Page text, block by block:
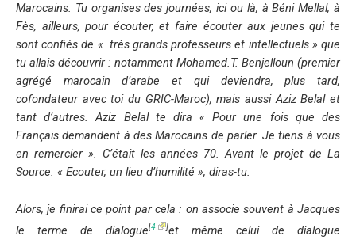
Marocains. Tu organises des journées, ici ou là, à Béni Mellal, à
Fès, ailleurs, pour écouter, et faire écouter aux jeunes qui te
sont confiés de « très grands professeurs et intellectuels »que
tu allais découvrir : notamment Mohamed.T. Benjelloun (premier
agrégé marocain d’arabe et qui deviendra, plus tard,
cofondateur avec toi du GRIC-Maroc), mais aussi Aziz Belal et
tant d’autres. Aziz Belal te dira « Pour une fois que des
Français demandent à des Marocains de parler. Je tiens à vous
en remercier ». C’était les années 70. Avant le projet de La
Source. « Ecouter, un lieu d’humilité », diras-tu.
Alors, je finirai ce point par cela : on associe souvent à Jacques
le terme de dialogue[4 ]et même celui de dialogue